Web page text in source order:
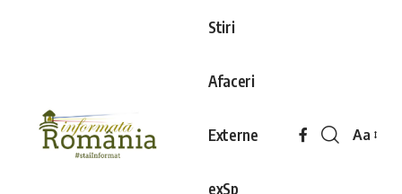
Stiri
Afaceri
Externe
exSp
Aa